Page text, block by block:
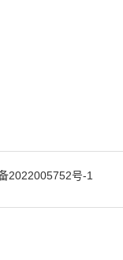
2022005752号-1